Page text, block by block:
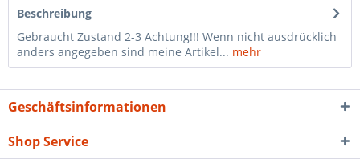
Beschreibung
Gebraucht Zustand 2-3 Achtung!!! Wenn nicht ausdrücklich
anders angegeben sind meine Artikel... mehr
Geschäftsinformationen
Shop Service